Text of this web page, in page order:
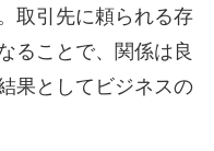
取引先に頼られる存
ることで、関係は良
果としてビジネスの